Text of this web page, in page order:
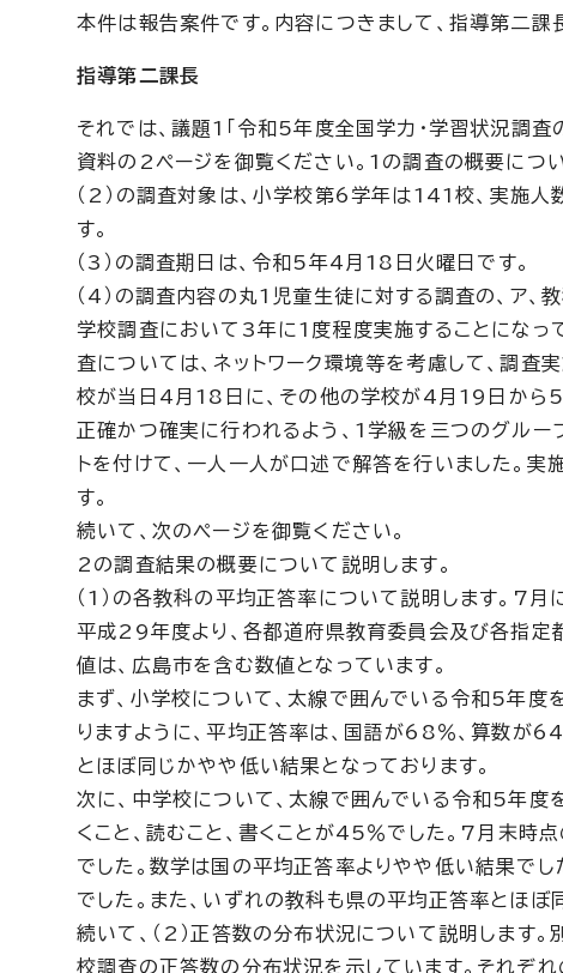
本件は報告案件です。内容につきまして、指導第二課
指導第二課長
それでは、議題1「令和5年度全国学力・学習状況調査
資料の2ページを御覧ください。1の調査の概要につい
（2）の調査対象は、小学校第6学年は141校、実
す。
（3）の調査期日は、令和5年4月18日火曜日です。
（4）の調査内容の丸1児童生徒に対する調査の、ア、
学校調査において3年に1度程度実施することになっ
査については、ネットワーク環境等を考慮して、調
校が当日4月18日に、その他の学校が4月19日から
正確かつ確実に行われるよう、1学級を三つのグルー
トを付けて、一人一人が口述で解答を行いました。
す。
続いて、次のページを御覧ください。
2の調査結果の概要について説明します。
（1）の各教科の平均正答率について説明します。7
平成29年度より、各都道府県教育委員会及び各指定
値は、広島市を含む数値となっています。
まず、小学校について、太線で囲んでいる令和5年度
りますように、平均正答率は、国語が68％、算数が
とほぼ同じかやや低い結果となっております。
次に、中学校について、太線で囲んでいる令和5年度
くこと、読むこと、書くことが45％でした。7月末
でした。数学は国の平均正答率よりやや低い結果で
でした。また、いずれの教科も県の平均正答率とほぼ
続いて、（2）正答数の分布状況について説明します
校調査の正答数の分布状況を示しています。それぞ